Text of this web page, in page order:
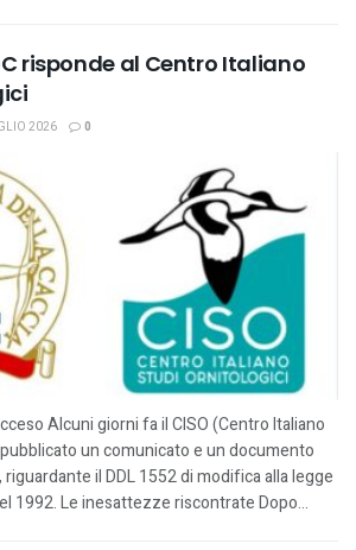
risponde al Centro Italiano
2026 0
Alcuni giorni fa il CISO (Centro Italiano
un comunicato e un documento
il DDL 1552 di modifica alla legge
1992. Le inesattezze riscontrate Dopo...